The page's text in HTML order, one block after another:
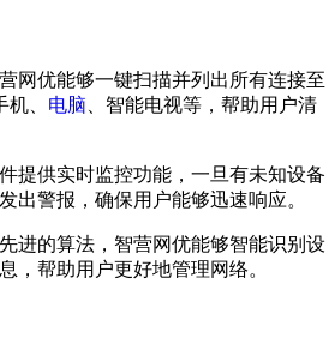
网优能够一键扫描并列出所有连接至
、
提供实时监控功能，一旦有未知设备
进的算法，智营网优能够智能识别设